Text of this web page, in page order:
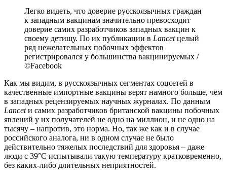
Легко видеть, что доверие русскоязычных граждан
к западным вакцинам значительно превосходит
доверие самих разработчиков западных вакцин к
своему детищу. По их публикации в Lancetцелый
ряд нежелательных побочных эффектов
регистрировался у большинства вакцинируемых /
©Facebook
Как мы видим, в русскоязычных сегментах соцсетей в
качественные импортные вакцины верят намного больше, чем
в западных рецензируемых научных журналах. По данным
Lancetи самих разработчиков британской вакцины побочных
явлений у их получателей не одно на миллион, и не одно на
тысячу – напротив, это норма. Но, так же как и в случае
российского аналога, ни в одном случае не было
действительно тяжелых последствий для здоровья – даже
люди с 39°C испытывали такую температуру кратковременно,
без каких-либо длительных неприятностей.